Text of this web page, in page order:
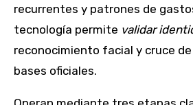
recurrentes y patrones de
tecnología permite validar
reconocimiento facial y cruce
bases oficiales.